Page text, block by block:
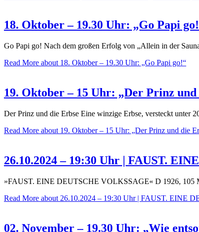
18. Oktober – 19.30 Uhr: „Go Papi
Go Papi go! Nach dem großen Erfolg von „Allein in der
Read More about 18. Oktober – 19.30 Uhr: „Go Papi go!“
19. Oktober – 15 Uhr: „Der Prinz
Der Prinz und die Erbse Eine winzige Erbse, versteckt unter
Read More about 19. Oktober – 15 Uhr: „Der Prinz und die
26.10.2024 – 19:30 Uhr | FAUST.
»FAUST. EINE DEUTSCHE VOLKSSAGE« D 1926, 105
Read More about 26.10.2024 – 19:30 Uhr | FAUST. EINE
02. November – 19.30 Uhr: „Wie